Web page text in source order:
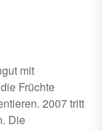
mit
Früchte
2007 tritt
Die